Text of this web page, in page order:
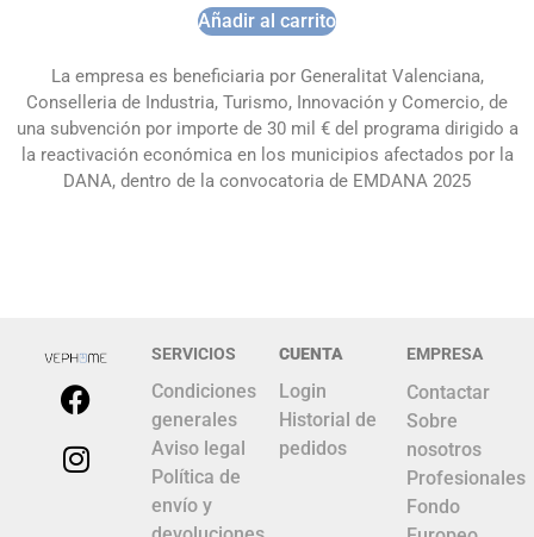
Añadir al carrito
La empresa es beneficiaria por Generalitat Valenciana,
Conselleria de Industria, Turismo, Innovación y Comercio, de
una subvención por importe de 30 mil € del programa dirigido a
la reactivación económica en los municipios afectados por la
DANA, dentro de la convocatoria de EMDANA 2025
SERVICIOS
Condiciones
generales
Aviso legal
Política de
envío y
CUENTA
Login
Historial de
pedidos
EMPRESA
Contactar
Sobre
nosotros
Profesionales
Fondo